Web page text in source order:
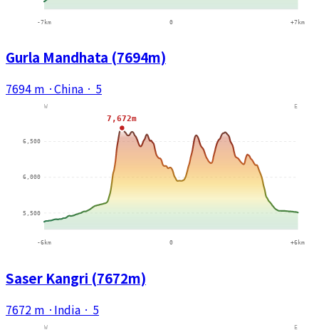
Gurla Mandhata (7694m)
7694 m ·China · 5
Saser Kangri (7672m)
7672 m · India · 5